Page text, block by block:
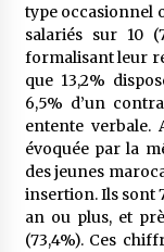
type occasionnel
salariés sur 10
formalisant leur
que 13,2%
6,5% d’un
entente verbale.
évoquée par la
des jeunes
insertion. Ils sont
an ou plus, et
(73,4%). Ces